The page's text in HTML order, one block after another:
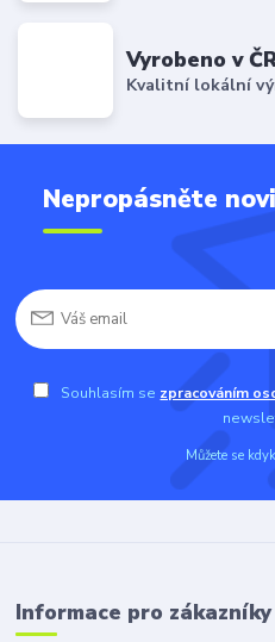
Vyrobeno v
Kvalitní lokální
Nepropásněte
Souhlasím se zpracováním
Můžete se
Informace pro zákazníky